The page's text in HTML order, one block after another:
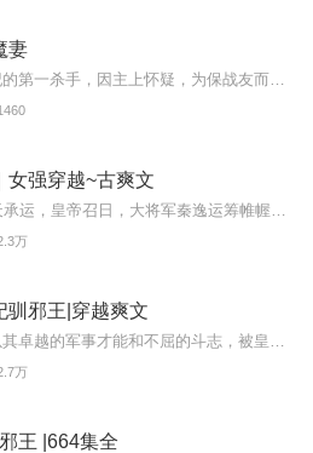
妻
女强穿越~古爽文
万
驯邪王|穿越爽文
万
王 |664集全